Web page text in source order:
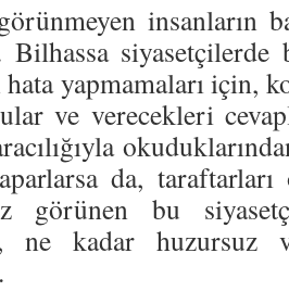
insanların
Bilhassa
yapmamaları için,
ve verecekleri
da,
görünen bu
ne kadar huzursuz